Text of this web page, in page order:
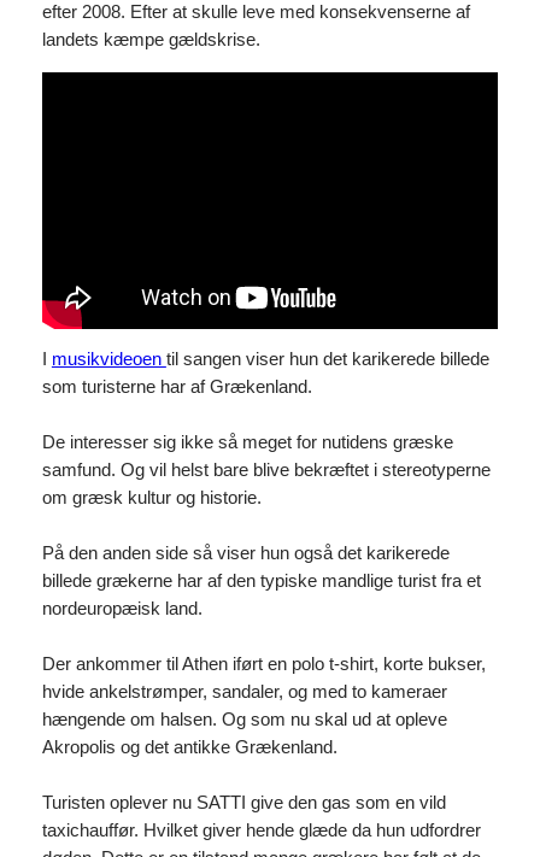
efter 2008. Efter at skulle leve med konsekvenserne af
landets kæmpe gældskrise.
musikvideoen til sangen viser hun det karikerede billede
som turisterne har af Grækenland.
De interesser sig ikke så meget for nutidens græske
samfund. Og vil helst bare blive bekræftet i stereotyperne
om græsk kultur og historie.
På den anden side så viser hun også det karikerede
billede grækerne har af den typiske mandlige turist fra et
nordeuropæisk land.
Der ankommer til Athen iført en polo t-shirt, korte bukser,
hvide ankelstrømper, sandaler, og med to kameraer
hængende om halsen. Og som nu skal ud at opleve
Akropolis og det antikke Grækenland.
Turisten oplever nu SATTI give den gas som en vild
taxichauffør. Hvilket giver hende glæde da hun udfordrer